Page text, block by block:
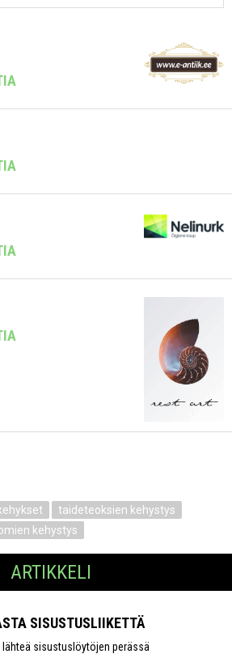
taideteoksien kehystys
kehystys
ARTIKKELI
SISUSTUSLIIKETTÄ
lähteä sisustuslöytöjen perässä